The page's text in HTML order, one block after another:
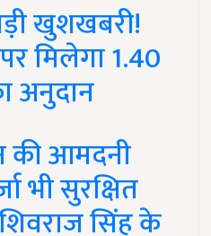
खुशखबरी!
मिलेगा 1.40
अनुदान
की आमदनी
भी सुरक्षित
शिवराज सिंह के